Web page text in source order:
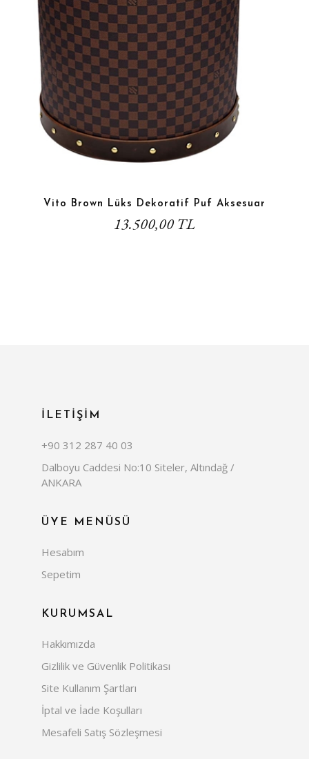
Vito Brown Lüks Dekoratif Puf Aksesuar
13.500,00 TL
İLETİŞİM
+90 312 287 40 03
Dalboyu Caddesi No:10 Siteler, Altındağ /
ANKARA
ÜYE MENÜSÜ
Hesabım
Sepetim
KURUMSAL
Hakkımızda
Gizlilik ve Güvenlik Politikası
Site Kullanım Şartları
İptal ve İade Koşulları
Mesafeli Satış Sözleşmesi